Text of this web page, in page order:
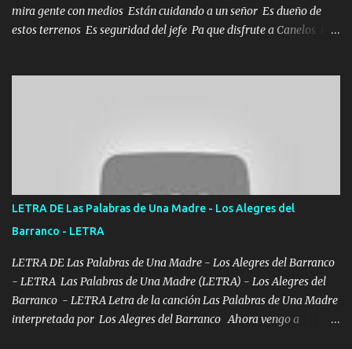
mira gente con medios Están cuidando a un señor Es dueño de
estos terrenos Es seguridad del jefe Pa que disfrute a Canelos Es
ahí está el Hombre Cuarenta y también Pariente 7 arreglan
cualquier problema no más es cuestión que ordené NOS HACE
FALTA UN HERMANO DE CLAVE ERA EL 24 SIEMPRE FUE UN
HOMBRE VALIENTE POR ALGO M'URIÓ PELEAND0 SIEMPRE
VIO POR LA FAMILIA PARA QUE SIGA EL LEGADO Es el DOS de
los HERMANOS un cerebro inteligente y com...
LETRA DE Las Palabras de Una Madre - Los Alegres del
Barranco - LETRA
LETRA DE Las Palabras de Una Madre - Los Alegres del Barranco
- LETRA Las Palabras de Una Madre (LETRA) - Los Alegres del
Barranco - LETRA Letra de la canción Las Palabras de Una Madre
interpretada por Los Alegres del Barranco Ahora vengo a